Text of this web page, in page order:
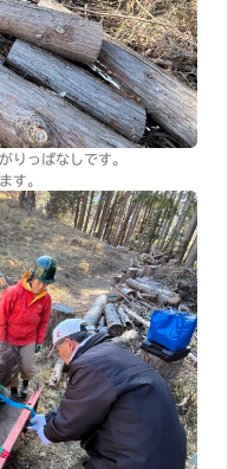
りっぱなしです。
す。